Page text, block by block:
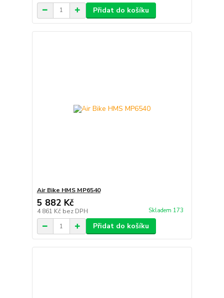
Přidat do košíku
Air Bike HMS MP6540
5 882 Kč
4 861 Kč bez DPH Skladem 173
Přidat do košíku